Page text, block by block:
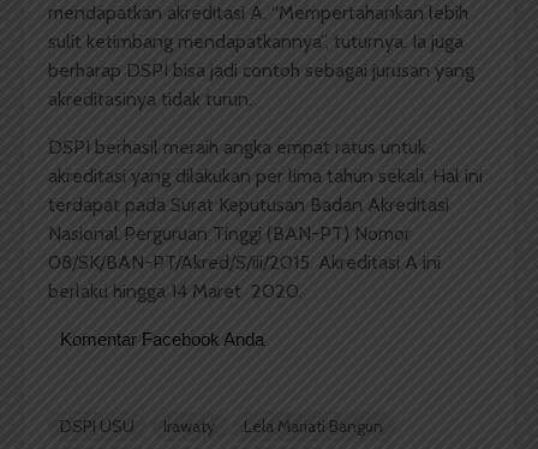
mendapatkan akreditasi A. “Mempertahankan lebih
sulit ketimbang mendapatkannya”, tuturnya. Ia juga
berharap DSPI bisa jadi contoh sebagai jurusan yang
akreditasinya tidak turun.
DSPI berhasil meraih angka empat ratus untuk
akreditasi yang dilakukan per lima tahun sekali. Hal ini
terdapat pada Surat Keputusan Badan Akreditasi
Nasional Perguruan Tinggi (BAN-PT) Nomor
08/SK/BAN-PT/Akred/S/iii/2015. Akreditasi A ini
berlaku hingga 14 Maret 2020.
Komentar Facebook Anda
DSPI USU Irawaty
Lela Mariati Bangun